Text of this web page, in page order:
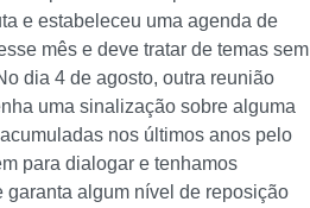
e estabeleceu uma agenda de
mês e deve tratar de temas sem
dia 4 de agosto, outra reunião
uma sinalização sobre alguma
nos últimos anos pelo
para dialogar e tenhamos
algum nível de reposição